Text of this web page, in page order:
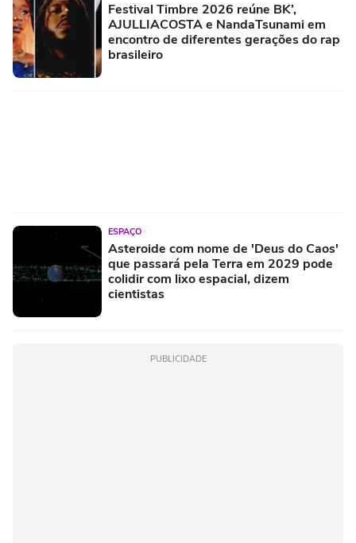
Festival Timbre 2026 reúne BK’,
AJULLIACOSTA e NandaTsunami em
encontro de diferentes gerações do rap
brasileiro
ESPAÇO
Asteroide com nome de 'Deus do Caos'
que passará pela Terra em 2029 pode
colidir com lixo espacial, dizem
cientistas
PUBLICIDADE